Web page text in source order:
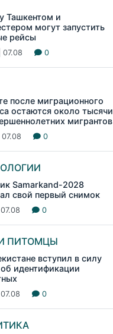
Ташкентом и
могут запустить
рейсы
07.08 0
после миграционного
остаются около тысячи
мигрантов
0
Samarkand-2028
свой первый снимок
0
ПИТОМЦЫ
вступил в силу
идентификации
0